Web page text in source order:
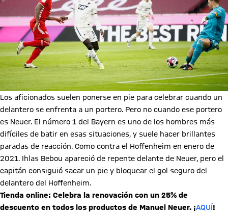
Los aficionados suelen ponerse en pie para celebrar cuando un
delantero se enfrenta a un portero. Pero no cuando ese portero
es Neuer. El número 1 del Bayern es uno de los hombres más
difíciles de batir en esas situaciones, y suele hacer brillantes
paradas de reacción. Como contra el Hoffenheim en enero de
2021. Ihlas Bebou apareció de repente delante de Neuer, pero el
capitán consiguió sacar un pie y bloquear el gol seguro del
delantero del Hoffenheim.
Tienda online: Celebra la renovación con un 25% de
descuento en todos los productos de Manuel Neuer. ¡AQUÍ!